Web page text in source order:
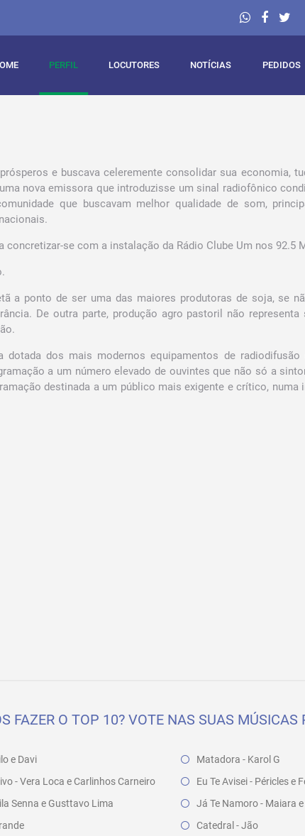
PERFIL LOCUTORES NOTÍCIAS PEDIDOS
e buscava celeremente consolidar sua economia,
nova emissora que introduzisse um sinal radiofônico
que buscavam melhor qualidade de som,
concretizar-se com a instalação da Rádio Clube Um nos 92.5
a ponto de ser uma das maiores produtoras de soja, se
De outra parte, produção agro pastoril não representa
dos mais modernos equipamentos de radiodifusão
a um número elevado de ouvintes que não só a
destinada a um público mais exigente e crítico, numa
FAZER O TOP 10? VOTE NAS SUAS MÚSICAS
e Davi
Matadora - Karol G
- Vera Loca e Carlinhos Carneiro
Eu Te Avisei - Péricles e
Senna e Gusttavo Lima
Já Te Namoro - Maiara
Catedral - Jão